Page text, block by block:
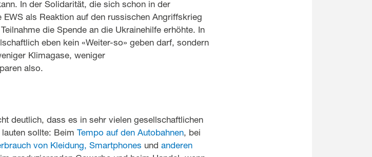
In der Solidarität, die sich schon in der
als Reaktion auf den russischen Angriffskrieg
die Spende an die Ukrainehilfe erhöhte. In
eben kein «Weiter-so» geben darf, sondern
Klimagase, weniger
also.
deutlich, dass es in sehr vielen gesellschaftlichen
sollte: Beim Tempo auf den Autobahnen, bei
von Kleidung, Smartphones und anderen